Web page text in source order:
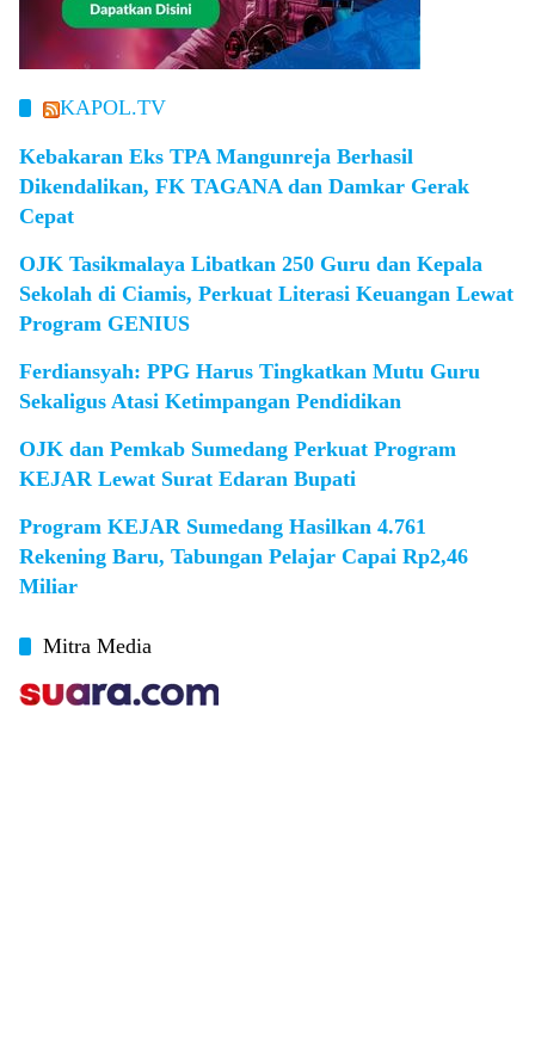
KAPOL.TV
Kebakaran Eks TPA Mangunreja Berhasil
Dikendalikan, FK TAGANA dan Damkar Gerak
Cepat
OJK Tasikmalaya Libatkan 250 Guru dan Kepala
Sekolah di Ciamis, Perkuat Literasi Keuangan Lewat
Program GENIUS
Ferdiansyah: PPG Harus Tingkatkan Mutu Guru
Sekaligus Atasi Ketimpangan Pendidikan
OJK dan Pemkab Sumedang Perkuat Program
KEJAR Lewat Surat Edaran Bupati
Program KEJAR Sumedang Hasilkan 4.761
Rekening Baru, Tabungan Pelajar Capai Rp2,46
Miliar
Mitra Media